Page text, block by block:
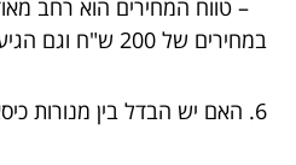
– טווח המחירים הוא רחב
במחירים של 200 ש"ח וגם הגיע עד 2000 ש"ח ומעלה.
6. האם יש הבדל בין מנורות כיסאות למנורות שולחן?